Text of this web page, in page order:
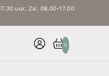
uur, Za: 08.00-17.00
0